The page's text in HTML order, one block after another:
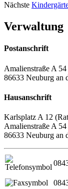
Nächste
Verwaltung
Postanschrift
Amalienstraße A 54
86633 Neuburg an
Hausanschrift
Karlsplatz A 12
Amalienstraße A
86633 Neuburg an